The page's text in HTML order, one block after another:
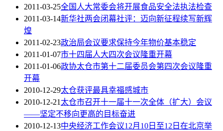
2011-03-25全国人大常委会将开展食品安全法执法检查
2011-03-14新华社两会闭幕社评：迈向新征程续写新辉
煌
2011-02-23政治局会议要求保持今年物价基本稳定
2011-01-07市十四届人大四次会议隆重开幕
2011-01-06政协太仓市第十二届委员会第四次会议隆重
开幕
2010-12-29太仓获评最具幸福感城市
2010-12-21太仓市召开十一届十一次全体（扩大）会议
——坚定不移向更高的目标奋进
2010-12-13中央经济工作会议12月10日至12日在北京举